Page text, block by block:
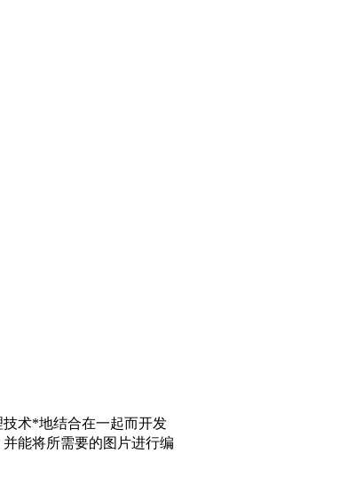
术*地结合在一起而开发
能将所需要的图片进行编